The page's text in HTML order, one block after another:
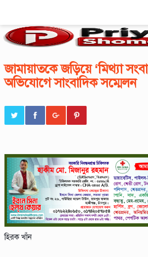
,
জামায়াতকে জড়িয়ে ‘মিথ্যা
অভিযোগে সাংবাদিক সম্মেলন
হিরক খাঁন